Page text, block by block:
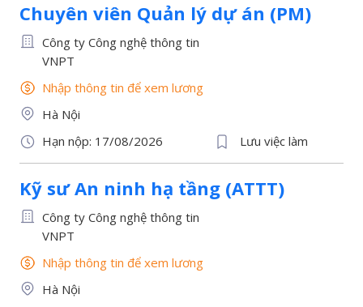
Chuyên viên Quản lý dự án (PM)
Công ty Công nghệ thông tin
VNPT
Nhập thông tin để xem lương
Hà Nội
Hạn nộp: 17/08/2026
Lưu việc làm
Kỹ sư An ninh hạ tầng (ATTT)
Công ty Công nghệ thông tin
VNPT
Nhập thông tin để xem lương
Hà Nội